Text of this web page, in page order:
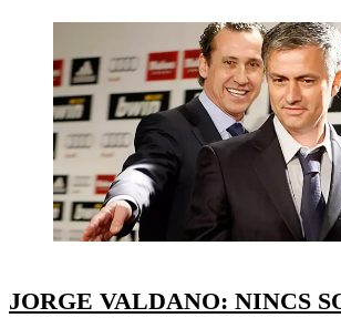
JORGE VALDANO: NINCS